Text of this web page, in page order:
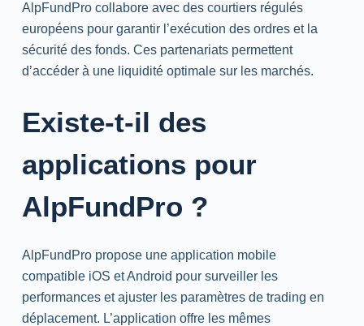
AlpFundPro collabore avec des courtiers régulés
européens pour garantir l’exécution des ordres et la
sécurité des fonds. Ces partenariats permettent
d’accéder à une liquidité optimale sur les marchés.
Existe-t-il des
applications pour
AlpFundPro ?
AlpFundPro propose une application mobile
compatible iOS etAndroid pour surveiller les
performances et ajuster les paramètres de trading en
déplacement. L’application offre les mêmes